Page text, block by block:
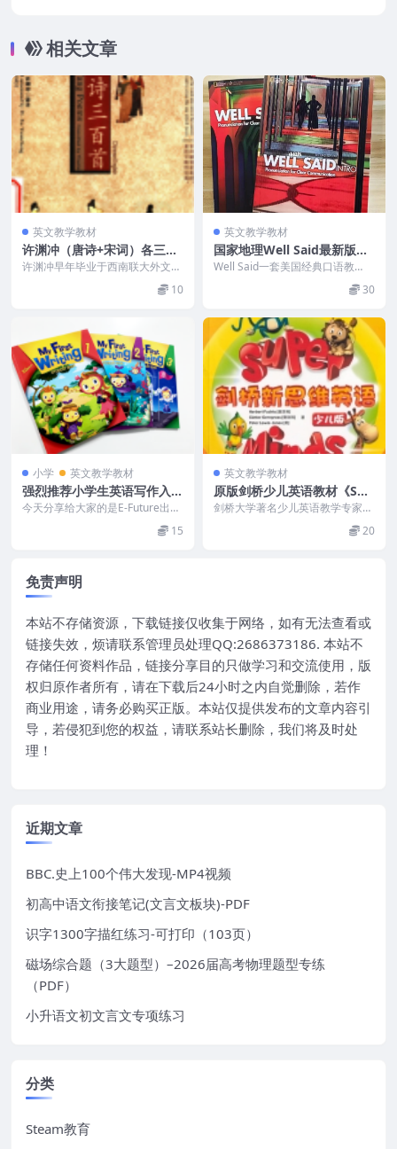
相关文章
英文教学教材
许渊冲（唐诗+宋词）各三百
首-中英文对照（PDF）
许渊冲早年毕业于西南联大外文系
1944年考入清华大学研究院 外国
10
英文教学教材
国家地理Well Said最新版教
材（全套）
Well Said一套美国经典口语教
材，国家地理专门针对少儿口语的
30
小学 英文教学教材
强烈推荐小学生英语写作入坑
教材My First Writing1-3级
今天分享给大家的是E-Future出品
15
英文教学教材
原版剑桥少儿英语教材《Sup
er minds》Start-L6（视频
+音频+教材PDF+白板软件）
剑桥大学著名少儿英语教学专家团
队开创性地把神经科学元素引进英
20
免责声明
本站不存储资源，下载链接仅收集于网络，如有无法查看或
链接失效，烦请联系管理员处理QQ:2686373186. 本站不
存储任何资料作品，链接分享目的只做学习和交流使用，版
权归原作者所有，请在下载后24小时之内自觉删除，若作
商业用途，请务必购买正版。本站仅提供发布的文章内容引
导，若侵犯到您的权益，请联系站长删除，我们将及时处
理！
近期文章
BBC.史上100个伟大发现-MP4视频
初高中语文衔接笔记(文言文板块)-PDF
识字1300字描红练习-可打印（103页）
磁场综合题（3大题型）–2026届高考物理题型专练
（PDF）
小升语文初文言文专项练习
分类
Steam教育